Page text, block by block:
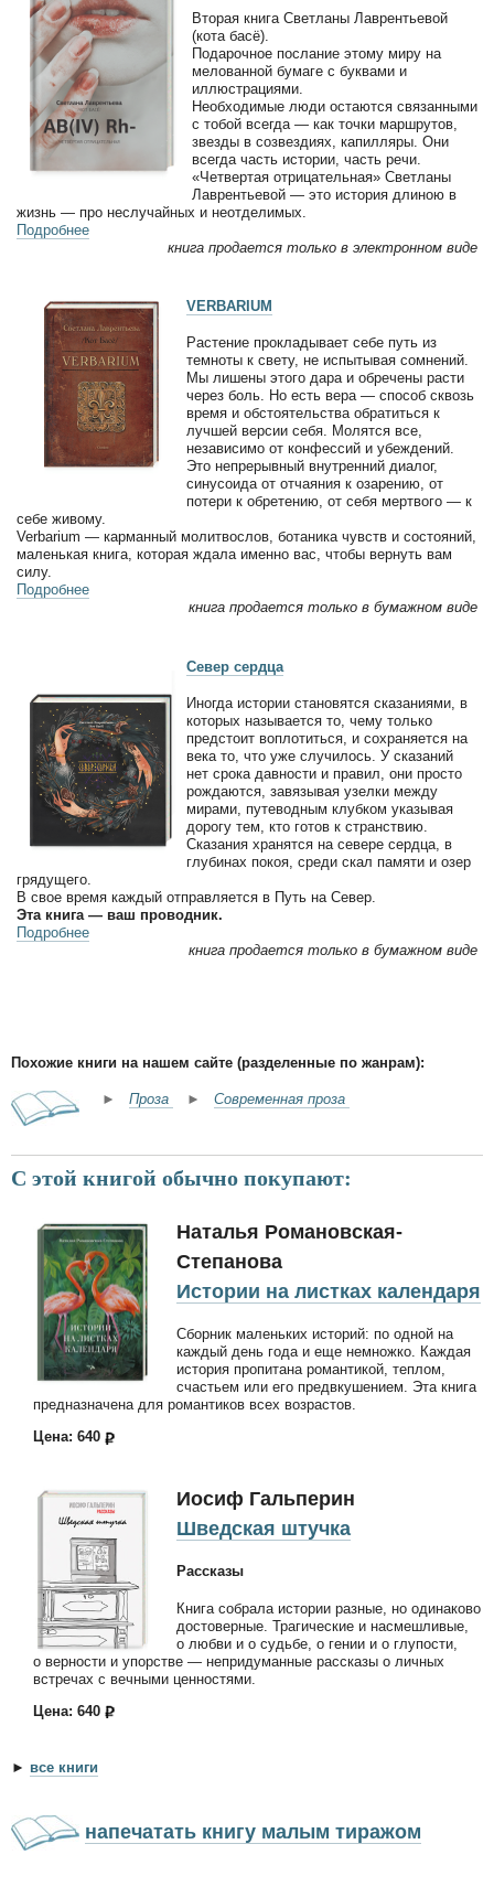
Вторая книга Светланы Лаврентьевой
(кота басё).
Подарочное послание этому миру на
мелованной бумаге с буквами и
иллюстрациями.
Необходимые люди остаются связанными
с тобой всегда — как точки маршрутов,
звезды в созвездиях, капилляры. Они
всегда часть истории, часть речи.
«Четвертая отрицательная» Светланы
Лаврентьевой — это история длиною в
жизнь — про неслучайных и неотделимых.
Подробнее
книга продается только в электронном виде
VERBARIUM
Растение прокладывает себе путь из
темноты к свету, не испытывая сомнений.
Мы лишены этого дара и обречены расти
через боль. Но есть вера — способ сквозь
время и обстоятельства обратиться к
лучшей версии себя. Молятся все,
независимо от конфессий и убеждений.
Это непрерывный внутренний диалог,
синусоида от отчаяния к озарению, от
потери к обретению, от себя мертвого — к
себе живому.
Verbarium — карманный молитвослов, ботаника чувств и состояний,
маленькая книга, которая ждала именно вас, чтобы вернуть вам
силу.
Подробнее
книга продается только в бумажном виде
Север сердца
Иногда истории становятся сказаниями, в
которых называется то, чему только
предстоит воплотиться, и сохраняется на
века то, что уже случилось. У сказаний
нет срока давности и правил, они просто
рождаются, завязывая узелки между
мирами, путеводным клубком указывая
дорогу тем, кто готов к странствию.
Сказания хранятся на севере сердца, в
глубинах покоя, среди скал памяти и озер
грядущего.
В свое время каждый отправляется в Путь на Север.
Эта книга — ваш проводник.
Подробнее
книга продается только в бумажном виде
Похожие книги на нашем сайте (разделенные по жанрам):
► Проза ► Современная проза
С этой книгой обычно покупают:
Наталья Романовская-
Степанова
Истории на листках календаря
Сборник маленьких историй: по одной на
каждый день года и еще немножко. Каждая
история пропитана романтикой, теплом,
счастьем или его предвкушением. Эта книга
предназначена для романтиков всех возрастов.
Цена: 640
Иосиф Гальперин
Шведская штучка
Рассказы
Книга собрала истории разные, но одинаково
достоверные. Трагические и насмешливые,
о любви и о судьбе, о гении и о глупости,
о верности и упорстве — непридуманные рассказы о личных
встречах с вечными ценностями.
Цена: 640
► все книги
напечатать книгу малым тиражом